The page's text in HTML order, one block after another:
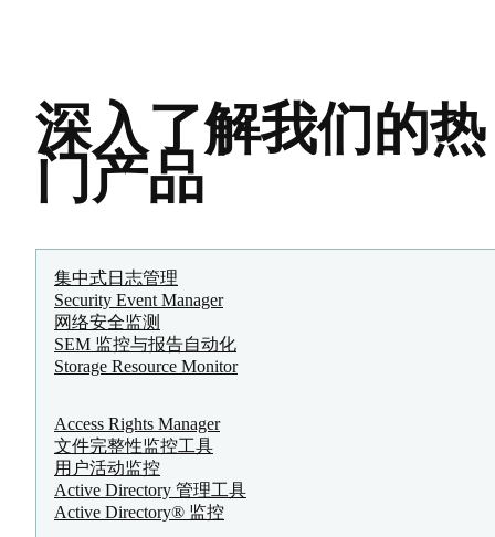
深入了解我们的热
门产品
集中式日志管理
Security Event Manager
网络安全监测
SEM 监控与报告自动化
Storage Resource Monitor
Access Rights Manager
文件完整性监控工具
用户活动监控
Active Directory 管理工具
Active Directory® 监控